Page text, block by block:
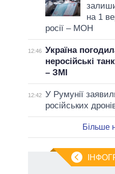
на 1
росії – МОН
12:46 Україна
неросійські
– ЗМІ
12:42 У Румунії
російських
Більше